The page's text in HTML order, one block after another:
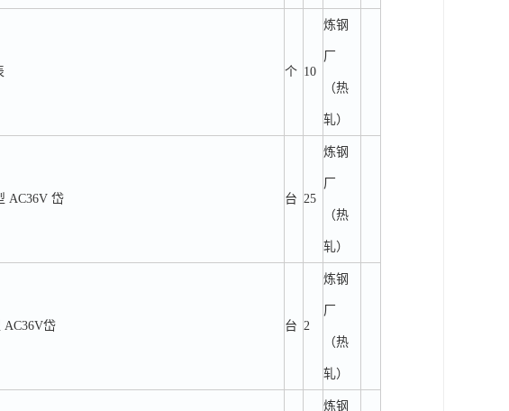
个 10
炼钢
厂
（热
轧）
AC36V 岱 台 25
炼钢
厂
（热
轧）
AC36V岱 台 2
炼钢
厂
（热
轧）
炼钢